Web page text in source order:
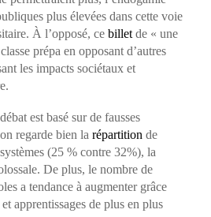
plus élevées dans cette voie
À l’opposé, ce billet de « une
prépa en opposant d’autres
les impacts sociétaux et
est basé sur de fausses
regarde bien la répartition de
(25 % contre 32%), la
De plus, le nombre de
a tendance à augmenter grâce
apprentissages de plus en plus